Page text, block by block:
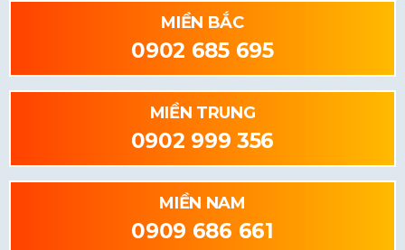
MIỀN BẮC
0902 685 695
MIỀN TRUNG
0902 999 356
MIỀN NAM
0909 686 661